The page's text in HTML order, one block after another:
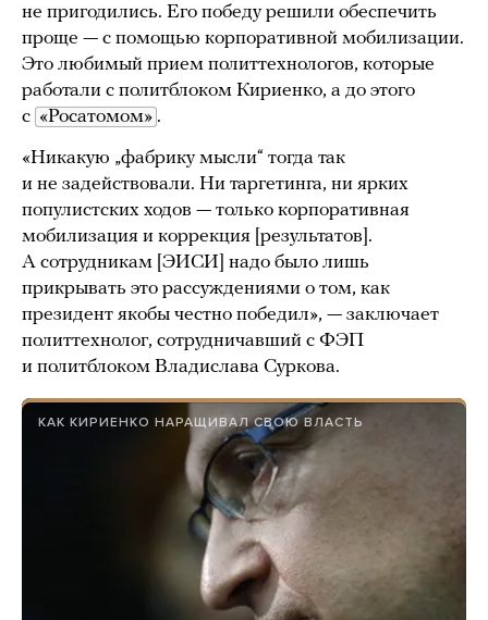
не пригодились. Его победу решили обеспечить
проще — с помощью корпоративной мобилизации.
Это любимый прием политтехнологов, которые
работали с политблоком Кириенко, а до этого
с «Росатомом» .
«Никакую „фабрику мысли“ тогда так
и не задействовали. Ни таргетинга, ни ярких
популистских ходов — только корпоративная
мобилизация и коррекция [результатов].
А сотрудникам [ЭИСИ] надо было лишь
прикрывать это рассуждениями о том, как
президент якобы честно победил», — заключает
политтехнолог, сотрудничавший с ФЭП
и политблоком Владислава Суркова.
КАК КИРИЕНКО НАРАЩИВАЛ СВОЮ ВЛАСТЬ